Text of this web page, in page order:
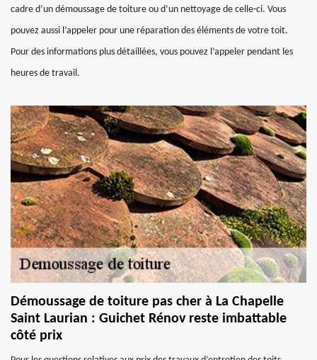
cadre d’un démoussage de toiture ou d’un nettoyage de celle-ci. Vous
pouvez aussi l’appeler pour une réparation des éléments de votre toit.
Pour des informations plus détaillées, vous pouvez l’appeler pendant les
heures de travail.
Démoussage de toiture pas cher à La Chapelle
Saint Laurian : Guichet Rénov reste imbattable
côté prix